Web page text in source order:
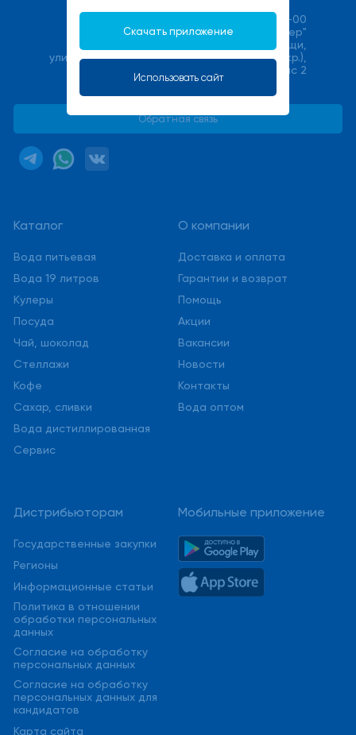
Каталог
Вода питьевая
Вода 19 литров
Кулеры
Посуда
Чай, шоколад
Стеллажи
Кофе
Сахар, сливки
Вода дистиллированная
Сервис
О компании
Доставка и оплата
Гарантии и возврат
Помощь
Акции
Вакансии
Новости
Контакты
Вода оптом
Дистрибьюторам
Государственные закупки
Регионы
Информационные статьи
Политика в отношении
обработки персональных
данных
Cогласие на обработку
персональных данных
Cогласие на обработку
персональных данных для
кандидатов
Карта сайта
Мобильные приложение
+7(495) 540-00-00
ООО "Халмер"
141033, Московская область, г. Мытищи,
улица Фабричная (Поселок Пироговский мкр.),
стр. 17В, офис 2
Обратная связь
Скачать приложение
Использовать сайт